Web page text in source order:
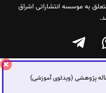
به موسسه انتشاراتی اشراق
پژوهشی (ویدئوی آموزشی)
گفتگوی آنلاین